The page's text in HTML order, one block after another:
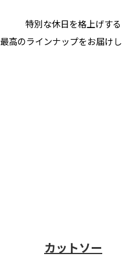
特別な休日を格上げする
最高のラインナップをお届けし
カットソー